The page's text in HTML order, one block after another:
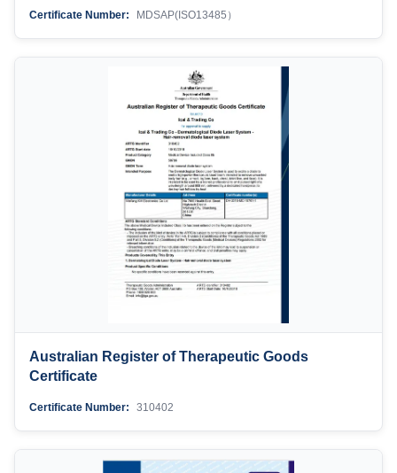
Certificate Number: MDSAP(ISO13485）
Australian Register of Therapeutic Goods
Certificate
Certificate Number: 310402